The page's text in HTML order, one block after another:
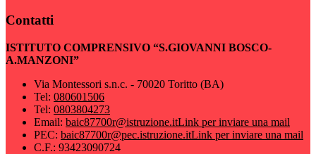
Contatti
ISTITUTO COMPRENSIVO “S.GIOVANNI BOSCO-
A.MANZONI”
Via Montessori s.n.c. - 70020 Toritto (BA)
Tel: 080601506
Tel: 0803804273
Email: baic87700r@istruzione.itLink per inviare una mail
PEC: baic87700r@pec.istruzione.itLink per inviare una mail
C.F.: 93423090724